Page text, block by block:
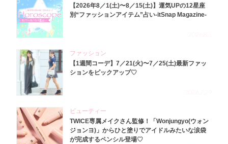
【2026年8／1(土)〜8／15(土)】運気UPの12星座
別“ファッションアイテム”占い-itSnap Magazine-
ファッション
【1週間コーデ】7／21(火)〜7／25(土)最新ファッ
ションをピックアップ♡
ビューティー
TWICE専属メイクさん監修！「Wonjungyo(ウォン
ジョンヨ)」からひと塗りでアイドルみたいな涙袋
が完成するペンシル登場♡